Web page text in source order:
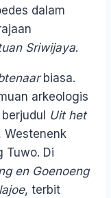
dalam
Sriwijaya.
biasa.
arkeologis
Uit het
Westenenk
Tuwo. Di
en Goenoeng
, terbit